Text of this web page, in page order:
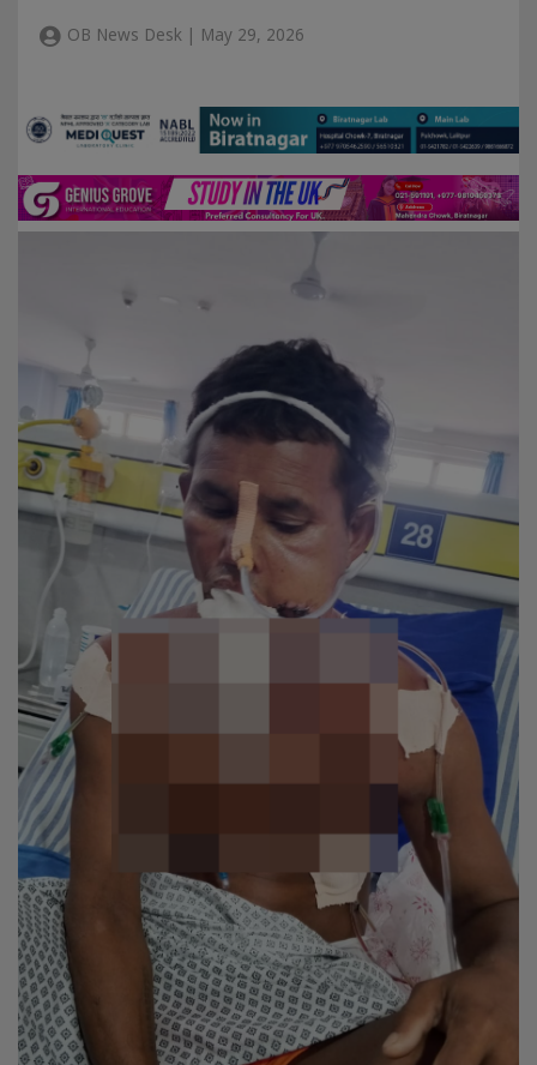
OB News Desk | May 29, 2026